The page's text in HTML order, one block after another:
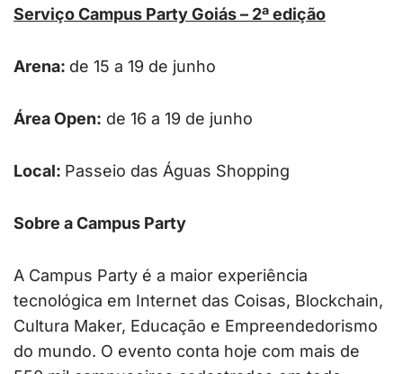
Serviço Campus Party Goiás – 2ª edição
Arena: de 15 a 19 de junho
Área Open: de 16 a 19 de junho
Local: Passeio das Águas Shopping
Sobre a Campus Party
A Campus Party é a maior experiência
tecnológica em Internet das Coisas, Blockchain,
Cultura Maker, Educação e Empreendedorismo
do mundo. O evento conta hoje com mais de